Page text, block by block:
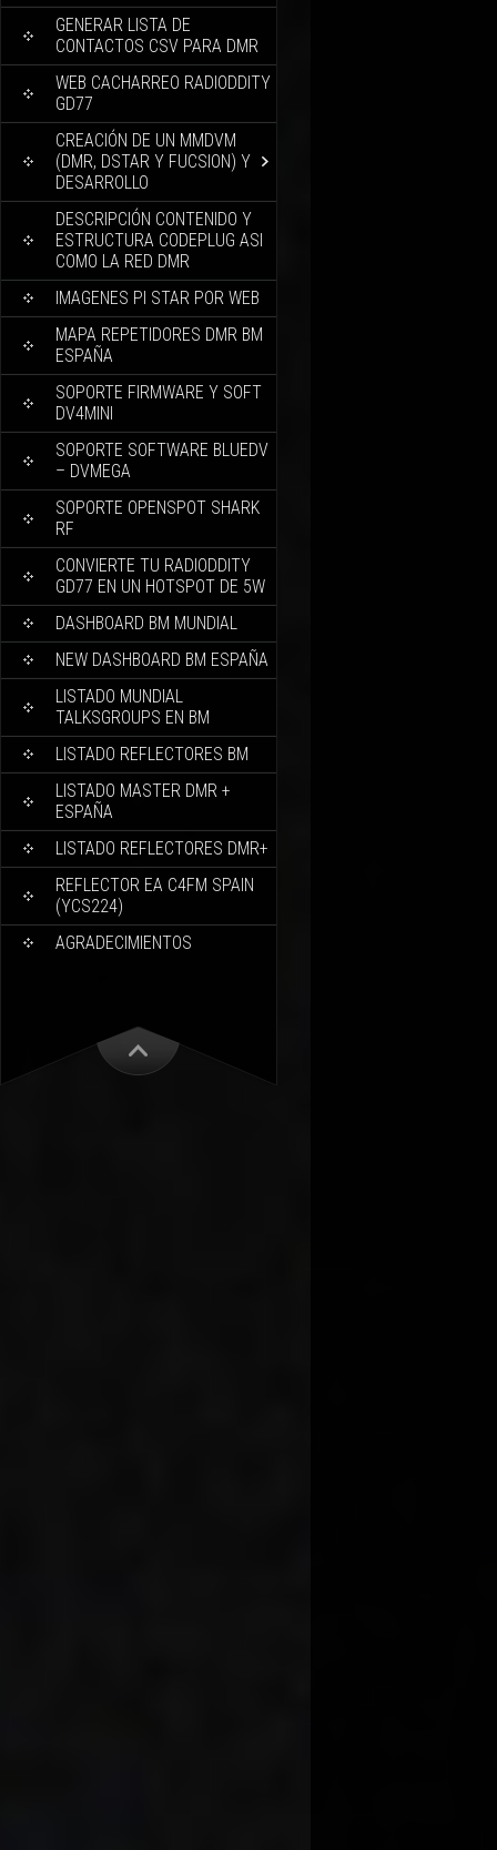
GENERAR LISTA DE
CONTACTOS CSV PARA DMR
WEB CACHARREO RADIODDITY
GD77
CREACIÓN DE UN MMDVM
(DMR, DSTAR Y FUCSION) Y
DESARROLLO
DESCRIPCIÓN CONTENIDO Y
ESTRUCTURA CODEPLUG ASI
COMO LA RED DMR
IMAGENES PI STAR POR WEB
MAPA REPETIDORES DMR BM
ESPAÑA
SOPORTE FIRMWARE Y SOFT
DV4MINI
SOPORTE SOFTWARE BLUEDV
– DVMEGA
SOPORTE OPENSPOT SHARK
RF
CONVIERTE TU RADIODDITY
GD77 EN UN HOTSPOT DE 5W
DASHBOARD BM MUNDIAL
NEW DASHBOARD BM ESPAÑA
LISTADO MUNDIAL
TALKSGROUPS EN BM
LISTADO REFLECTORES BM
LISTADO MASTER DMR +
ESPAÑA
LISTADO REFLECTORES DMR+
REFLECTOR EA C4FM SPAIN
(YCS224)
AGRADECIMIENTOS